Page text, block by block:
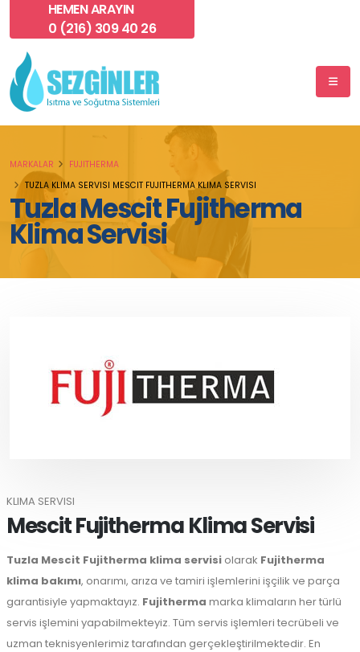
HEMEN ARAYIN
0 (216) 309 40 26
Tuzla Mescit Fujitherma
Klima Servisi
MARKALAR
FUJITHERMA
TUZLA KLIMA SERVISI MESCIT FUJITHERMA KLIMA SERVISI
KLIMA SERVISI
Mescit Fujitherma Klima Servisi
Tuzla Mescit Fujitherma klima servisi olarak Fujitherma
klima bakımı, onarımı, arıza ve tamiri işlemlerini işçilik ve parça
garantisiyle yapmaktayız. Fujitherma marka klimaların her türlü
servis işlemini yapabilmekteyiz. Tüm servis işlemleri tecrübeli ve
uzman teknisyenlerimiz tarafından gerçekleştirilmektedir. En